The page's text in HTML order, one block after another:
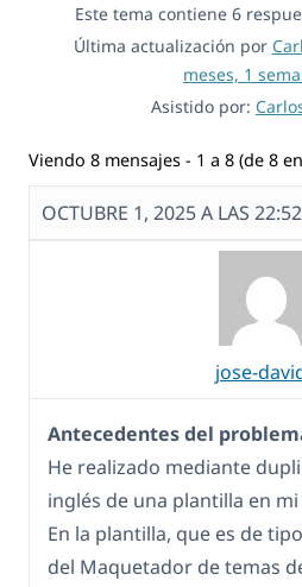
Este tema contiene 6
Última actualización por
meses, 1
Asistido por:
Viendo 8 mensajes - 1 a 8 (de 8
OCTUBRE 1, 2025 A LAS 22:52
jose-
Antecedentes del
He realizado mediante
inglés de una plantilla en
En la plantilla, que es de
del Maquetador de temas